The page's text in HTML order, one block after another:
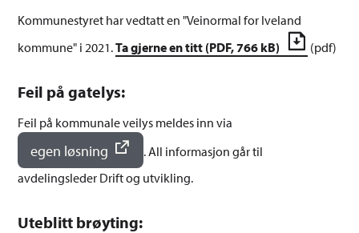
Kommunestyret har vedtatt en "Veinormal for Iveland
kommune" i 2021.Ta gjerne en titt (PDF, 766 kB) (pdf)
Feil på gatelys:
Feil på kommunale veilys meldes inn via
egen løsning
. All informasjon går til
avdelingsleder Drift og utvikling.
Uteblitt brøyting: